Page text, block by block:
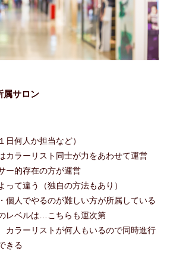
属サロン
日何人か担当など）
カラーリスト同士が力をあわせて運営
ー的存在の方が運営
って違う（独自の方法もあり）
個人でやるのが難しい方が所属している
レベルは…こちらも運次第
カラーリストが何人もいるので同時進行
きる